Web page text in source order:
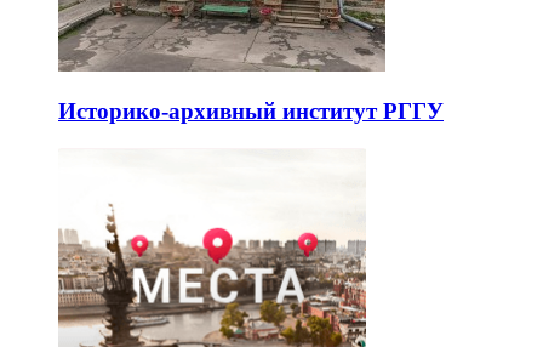
Историко-архивный институт РГГУ